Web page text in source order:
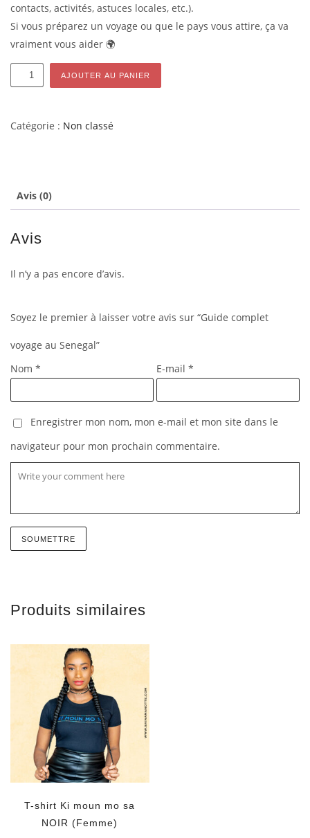
contacts, activités, astuces locales, etc.).
Si vous préparez un voyage ou que le pays vous attire, ça va
vraiment vous aider 🌍
quantité
de
complet
AJOUTER AU PANIER
Catégorie : Non classé
Avis (0)
Avis
Il n’y a pas encore d’avis.
Soyez le premier à laisser votre avis sur “Guide complet
voyage au Senegal”
Nom * E-mail*
Enregistrer mon nom, mon e-mail et mon site dans le
navigateur pour mon prochain commentaire.
Produits similaires
T-shirt Ki moun mo sa
NOIR (Femme)